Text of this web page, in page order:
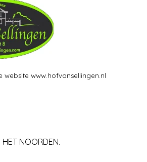
website www.hofvansellingen.nl
HET NOORDEN.